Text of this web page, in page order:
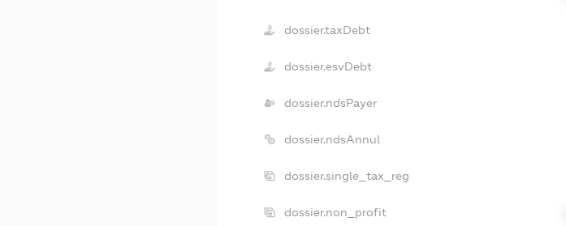
dossier.taxDebt
dossier.esvDebt
dossier.ndsPayer
dossier.ndsAnnul
dossier.single_tax_reg
dossier.non_profit